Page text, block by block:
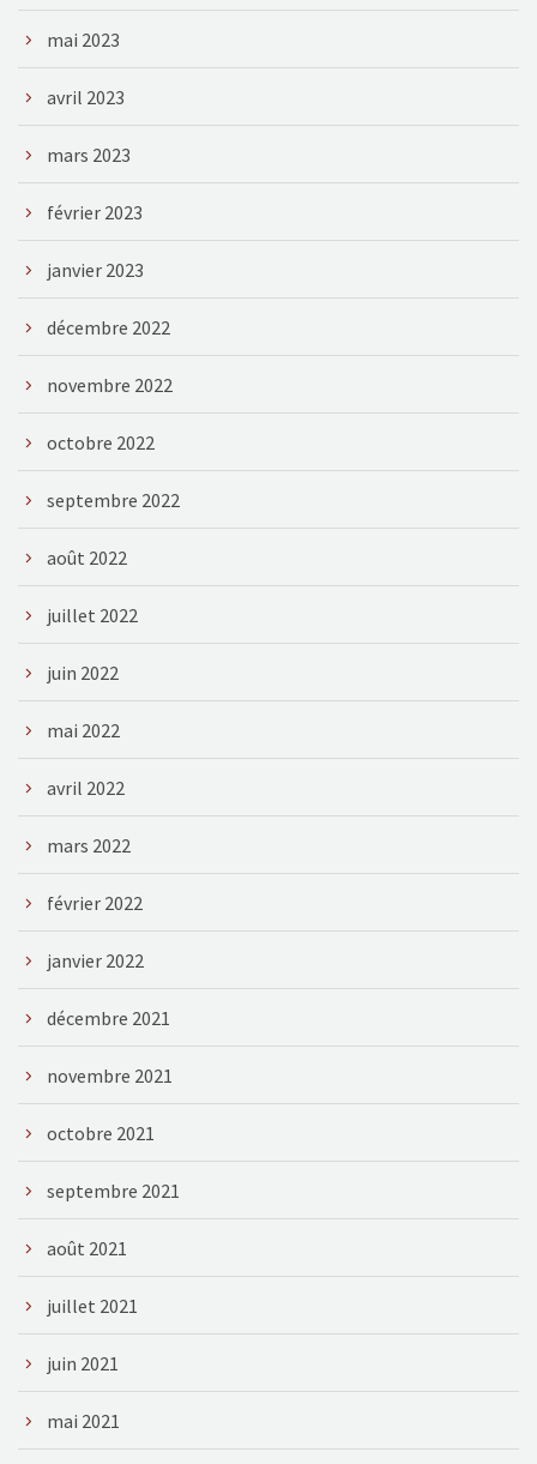
mai 2023
avril 2023
mars 2023
février 2023
janvier 2023
décembre 2022
novembre 2022
octobre 2022
septembre 2022
août 2022
juillet 2022
juin 2022
mai 2022
avril 2022
mars 2022
février 2022
janvier 2022
décembre 2021
novembre 2021
octobre 2021
septembre 2021
août 2021
juillet 2021
juin 2021
mai 2021